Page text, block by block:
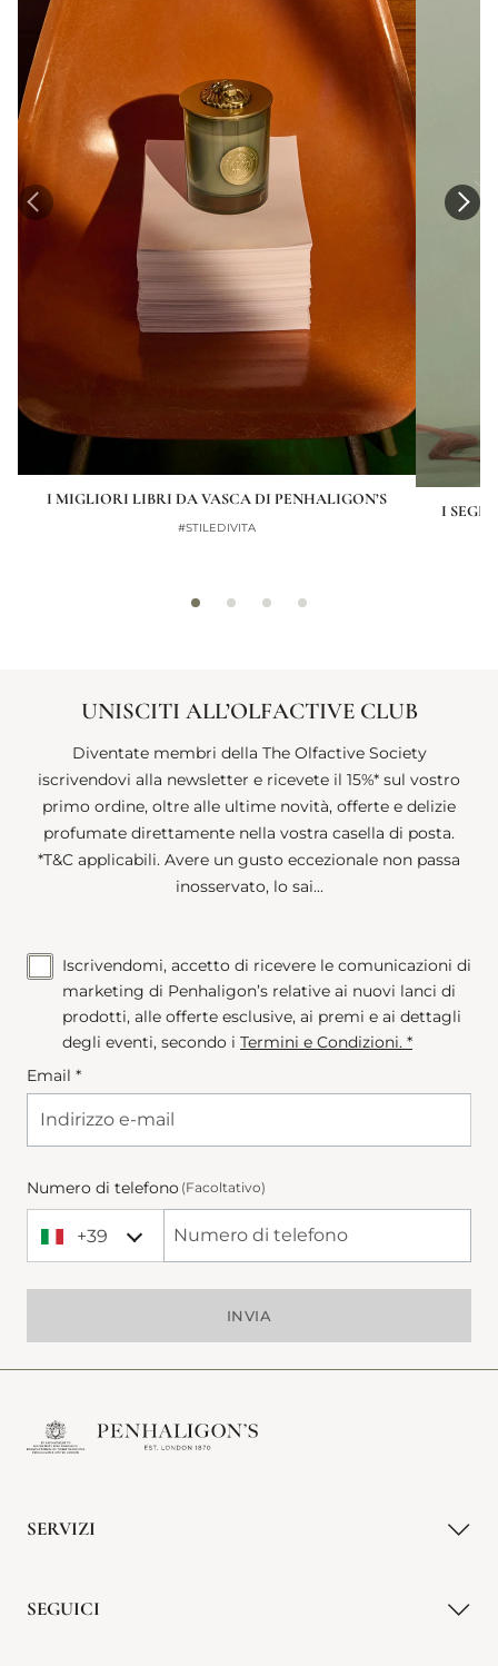
I MIGLIORI LIBRI DA VASCA DI PENHALIGON’S
#STILEDIVITA
I
UNISCITI ALL’OLFACTIVE CLUB
Diventate membri della The Olfactive Society
iscrivendovi alla newsletter e ricevete il 15%* sul vostro
primo ordine, oltre alle ultime novità, offerte e delizie
profumate direttamente nella vostra casella di posta.
*T&C applicabili. Avere un gusto eccezionale non passa
inosservato, lo sai...
Iscrivendomi, accetto di ricevere le comunicazioni di
marketing di Penhaligon’s relative ai nuovi lanci di
prodotti, alle offerte esclusive, ai premi e ai dettagli
degli eventi, secondo i Termini e Condizioni. *
Email *
Numero di telefono (Facoltativo)
+39
+39 Italy (Italia)
Phone Number
INVIA
SERVIZI
SEGUICI